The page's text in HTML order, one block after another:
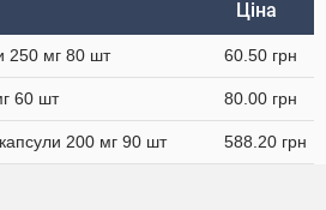
Ціна
250 мг 80 шт 60.50 грн
60 шт 80.00 грн
200 мг 90 шт 588.20 грн